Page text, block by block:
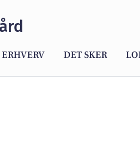
ERHVERV DET SKER